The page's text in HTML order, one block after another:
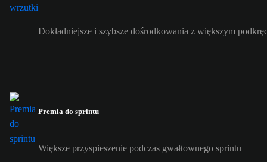
Dokładniejsze i szybsze dośrodkowania z większym
Premia do sprintu
Większe przyspieszenie podczas gwałtownego sprintu